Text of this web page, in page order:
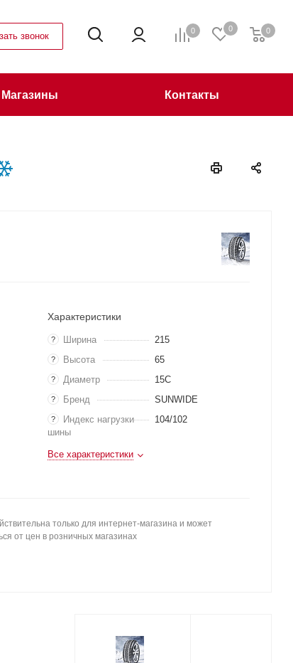
0 0 0
звонок
Магазины Контакты
Характеристики
? Ширина 215
? Высота 65
? Диаметр 15C
? Бренд SUNWIDE
?
Индекс нагрузки
шины
104/102
Все характеристики
только для интернет-магазина и может
от цен в розничных магазинах